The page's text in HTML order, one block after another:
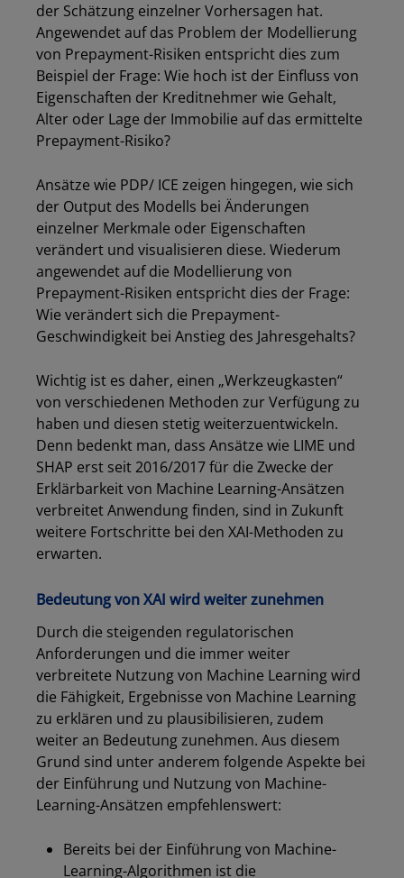
der Schätzung einzelner Vorhersagen hat.
Angewendet auf das Problem der Modellierung
von Prepayment-Risiken entspricht dies zum
Beispiel der Frage: Wie hoch ist der Einfluss von
Eigenschaften der Kreditnehmer wie Gehalt,
Alter oder Lage der Immobilie auf das ermittelte
Prepayment-Risiko?
Ansätze wie PDP/ ICE zeigen hingegen, wie sich
der Output des Modells bei Änderungen
einzelner Merkmale oder Eigenschaften
verändert und visualisieren diese. Wiederum
angewendet auf die Modellierung von
Prepayment-Risiken entspricht dies der Frage:
Wie verändert sich die Prepayment-
Geschwindigkeit bei Anstieg des Jahresgehalts?
Wichtig ist es daher, einen „Werkzeugkasten“
von verschiedenen Methoden zur Verfügung zu
haben und diesen stetig weiterzuentwickeln.
Denn bedenkt man, dass Ansätze wie LIME und
SHAP erst seit 2016/2017 für die Zwecke der
Erklärbarkeit von Machine Learning-Ansätzen
verbreitet Anwendung finden, sind in Zukunft
weitere Fortschritte bei den XAI-Methoden zu
erwarten.
Bedeutung von XAI wird weiter zunehmen
Durch die steigenden regulatorischen
Anforderungen und die immer weiter
verbreitete Nutzung von Machine Learning wird
die Fähigkeit, Ergebnisse von Machine Learning
zu erklären und zu plausibilisieren, zudem
weiter an Bedeutung zunehmen. Aus diesem
Grund sind unter anderem folgende Aspekte bei
der Einführung und Nutzung von Machine-
Learning-Ansätzen empfehlenswert:
Bereits bei der Einführung von Machine-
Learning-Algorithmen ist die